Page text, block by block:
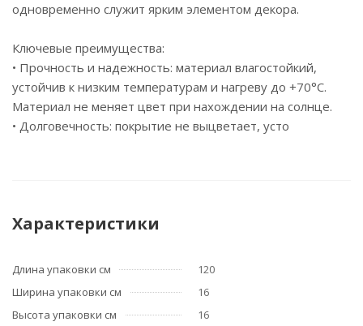
одновременно служит ярким элементом декора.
Ключевые преимущества:
• Прочность и надежность: материал влагостойкий,
устойчив к низким температурам и нагреву до +70°C.
Материал не меняет цвет при нахождении на солнце.
• Долговечность: покрытие не выцветает, усто
Характеристики
Длина упаковки см
120
Ширина упаковки см
16
Высота упаковки см
16